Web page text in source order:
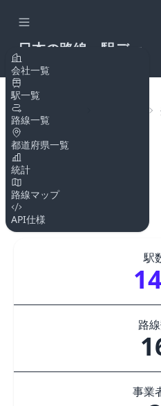
会社一覧
駅一覧
路線一覧
都道府県一覧
統計
路線マップ
API仕様
日本の路線・駅デー
トップページ
奈良県
都道府県コード
29
駅
路
事業